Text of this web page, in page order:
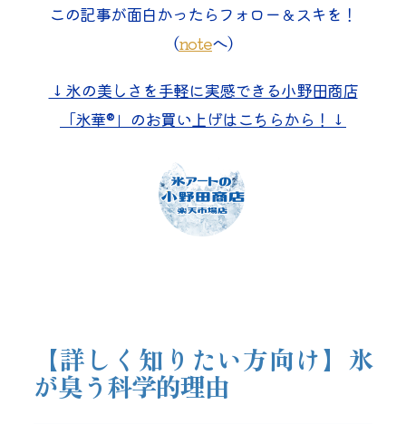
この記事が面白かったらフォロー＆スキを！
（noteへ）
↓氷の美しさを手軽に実感できる小野田商店
「氷華®」のお買い上げはこちらから！↓
【詳しく知りたい方向け】氷
が臭う科学的理由